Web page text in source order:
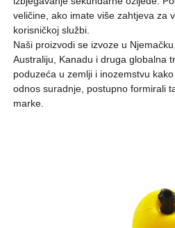
veličine, ako imate više zahtjeva za
korisničkoj službi.
Naši proizvodi se izvoze u
Australiju, Kanadu i druga globalna
poduzeća u zemlji i inozemstvu
odnos suradnje, postupno formirali
marke.